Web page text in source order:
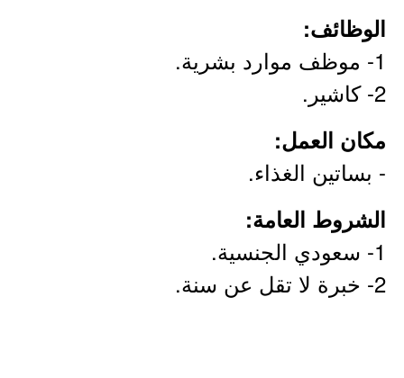
الوظائف:
1- موظف موارد بشرية.
2- كاشير.
مكان العمل:
- بساتين الغذاء.
الشروط العامة:
1- سعودي الجنسية.
2- خبرة لا تقل عن سنة.